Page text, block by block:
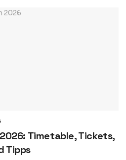
Timetable, Tickets,
Tipps